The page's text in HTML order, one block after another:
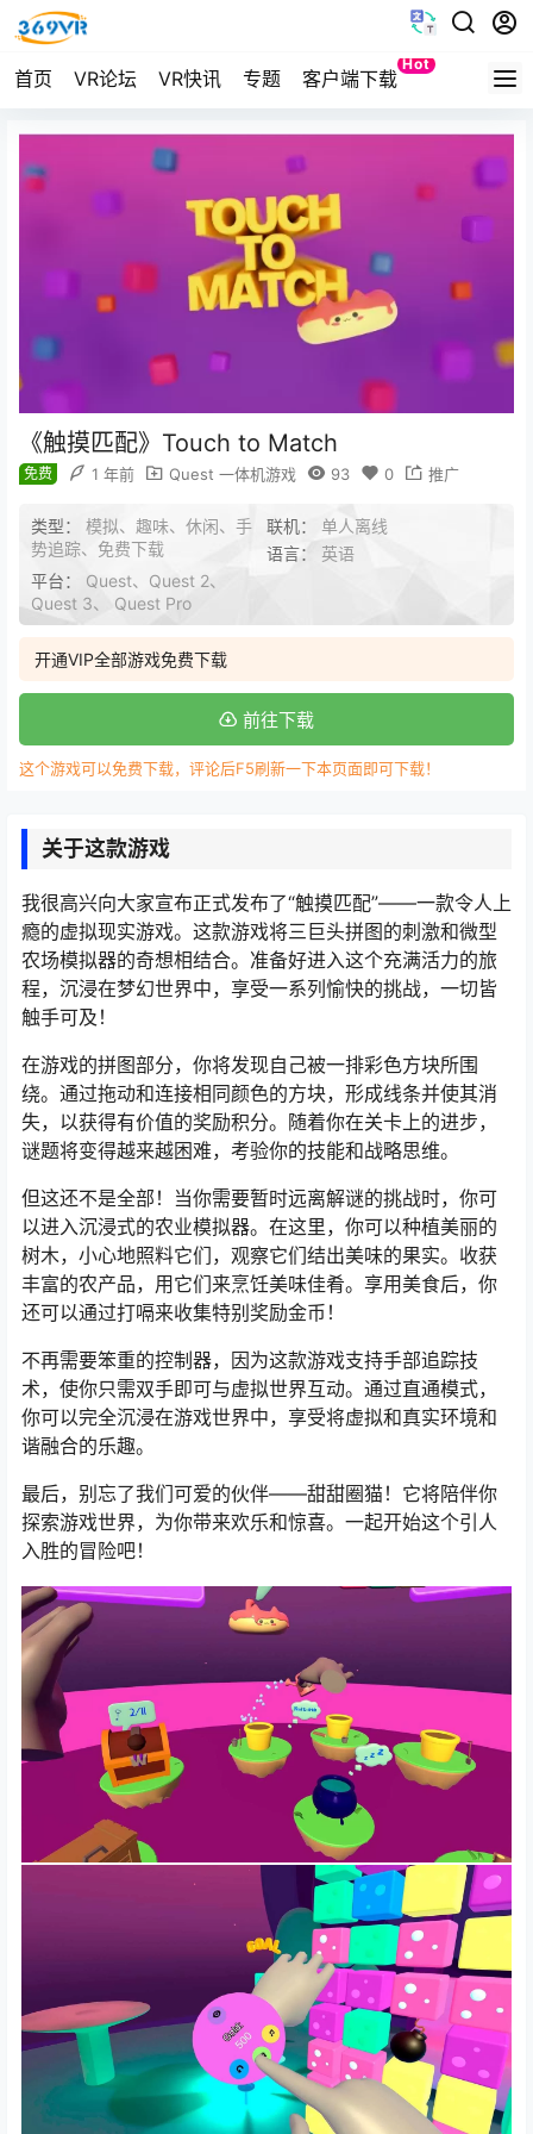
首页 VR论坛 VR快讯 专题 客户端下载
Hot
Quest
《触摸匹配》Touch to Match
免费 1 年前 Quest 一体机游戏 93 0 推广
类型： 模拟、趣味、休闲、手
势追踪、免费下载
联机： 单人离线
语言： 英语
平台： Quest、Quest 2、
Quest 3、 Quest Pro
开通VIP全部游戏免费下载
前往下载
这个游戏可以免费下载，评论后F5刷新一下本页面即可下载！
关于这款游戏
我很高兴向大家宣布正式发布了“触摸匹配”——一款令人上
瘾的虚拟现实游戏。这款游戏将三巨头拼图的刺激和微型
农场模拟器的奇想相结合。准备好进入这个充满活力的旅
程，沉浸在梦幻世界中，享受一系列愉快的挑战，一切皆
触手可及！
在游戏的拼图部分，你将发现自己被一排彩色方块所围
绕。通过拖动和连接相同颜色的方块，形成线条并使其消
失，以获得有价值的奖励积分。随着你在关卡上的进步，
谜题将变得越来越困难，考验你的技能和战略思维。
但这还不是全部！当你需要暂时远离解谜的挑战时，你可
以进入沉浸式的农业模拟器。在这里，你可以种植美丽的
树木，小心地照料它们，观察它们结出美味的果实。收获
丰富的农产品，用它们来烹饪美味佳肴。享用美食后，你
还可以通过打嗝来收集特别奖励金币！
不再需要笨重的控制器，因为这款游戏支持手部追踪技
术，使你只需双手即可与虚拟世界互动。通过直通模式，
你可以完全沉浸在游戏世界中，享受将虚拟和真实环境和
谐融合的乐趣。
最后，别忘了我们可爱的伙伴——甜甜圈猫！它将陪伴你
探索游戏世界，为你带来欢乐和惊喜。一起开始这个引人
入胜的冒险吧！